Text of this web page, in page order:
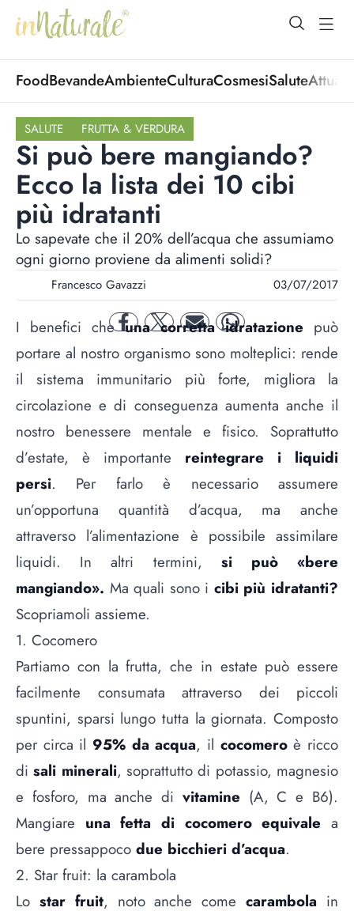
open
FoodBevandeAmbienteCulturaCosmesiSalute
SALUTE FRUTTA & VERDURA
Si può bere mangiando?
Ecco la lista dei 10 cibi
più idratanti
Lo sapevate che il 20% dell’acqua che assumiamo
ogni giorno proviene da alimenti solidi?
Francesco Gavazzi 03/07/2017
facebooktwitter mail whatsapp
I benefici cheuna corretta idratazione può
portare al nostro organismo sono molteplici: rende
il sistema immunitario più forte, migliora la
circolazione e di conseguenza aumenta anche il
nostro benessere mentale e fisico. Soprattutto
d’estate, è importante reintegrare i liquidi
persi. Per farlo è necessario assumere
un’opportuna quantità d’acqua, ma anche
attraverso l’alimentazione è possibile assimilare
liquidi. In altri termini, si può «bere
mangiando». Ma quali sono i cibi più idratanti?
Scopriamoli assieme.
1. Cocomero
Partiamo con la frutta, che in estate può essere
facilmente consumata attraverso dei piccoli
spuntini, sparsi lungo tutta la giornata. Composto
per circa il 95% da acqua, il cocomeroè ricco
disali minerali, soprattutto di potassio, magnesio
e fosforo, ma anche di vitamine (A, C e B6).
Mangiare una fetta di cocomero equivale a
bere pressappoco due bicchieri d’acqua.
2. Star fruit: la carambola
Lo star fruit, noto anche comecarambola in